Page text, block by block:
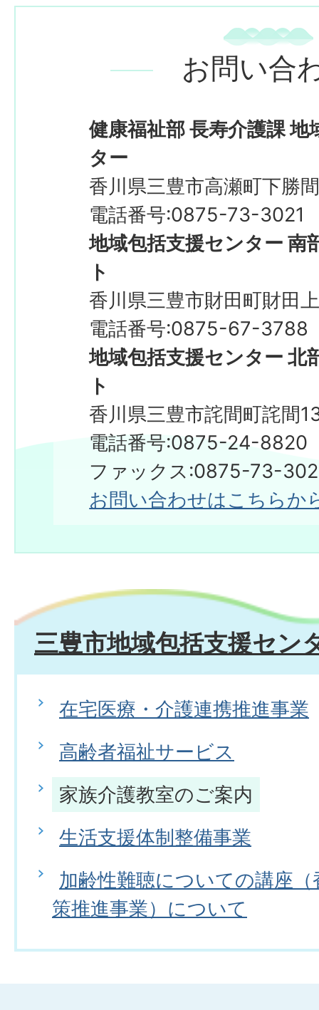
お問い合
健康福祉部 長寿介護課 地
ター
香川県三豊市高瀬町下勝
電話番号:0875-73-3021
地域包括支援センター 南
ト
香川県三豊市財田町財田
電話番号:0875-67-3788
地域包括支援センター 北
ト
香川県三豊市詫間町詫間
電話番号:0875-24-8820
ファックス:0875-73-
お問い合わせはこちらか
三豊市地域包括支援セン
在宅医療・介護連携推進事業
高齢者福祉サービス
家族介護教室のご案内
生活支援体制整備事業
加齢性難聴についての講座
策推進事業）について